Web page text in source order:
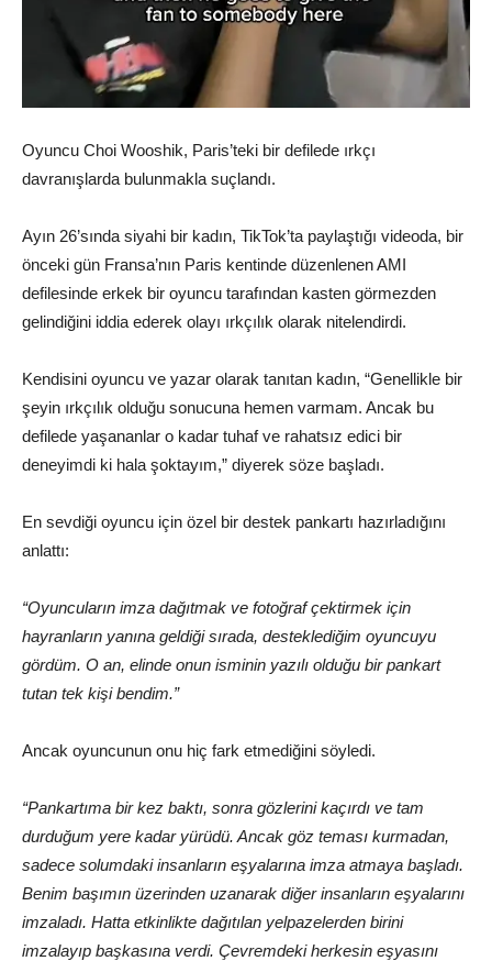
Oyuncu Choi Wooshik, Paris’teki bir defilede ırkçı
davranışlarda bulunmakla suçlandı.
Ayın 26’sında siyahi bir kadın, TikTok’ta paylaştığı videoda, bir
önceki gün Fransa’nın Paris kentinde düzenlenen AMI
defilesinde erkek bir oyuncu tarafından kasten görmezden
gelindiğini iddia ederek olayı ırkçılık olarak nitelendirdi.
Kendisini oyuncu ve yazar olarak tanıtan kadın, “Genellikle bir
şeyin ırkçılık olduğu sonucuna hemen varmam. Ancak bu
defilede yaşananlar o kadar tuhaf ve rahatsız edici bir
deneyimdi ki hala şoktayım,” diyerek söze başladı.
En sevdiği oyuncu için özel bir destek pankartı hazırladığını
anlattı:
“Oyuncuların imza dağıtmak ve fotoğraf çektirmek için
hayranların yanına geldiği sırada, desteklediğim oyuncuyu
gördüm. O an, elinde onun isminin yazılı olduğu bir pankart
tutan tek kişi bendim.”
Ancak oyuncunun onu hiç fark etmediğini söyledi.
“Pankartıma bir kez baktı, sonra gözlerini kaçırdı ve tam
durduğum yere kadar yürüdü. Ancak göz teması kurmadan,
sadece solumdaki insanların eşyalarına imza atmaya başladı.
Benim başımın üzerinden uzanarak diğer insanların eşyalarını
imzaladı. Hatta etkinlikte dağıtılan yelpazelerden birini
imzalayıp başkasına verdi. Çevremdeki herkesin eşyasını